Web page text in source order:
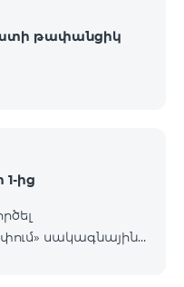
թափանցիկ
ից
սակագնային